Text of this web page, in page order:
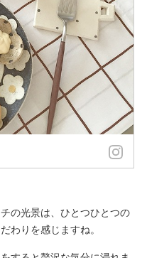
の光景は、ひとつひとつの
わりを感じますね。